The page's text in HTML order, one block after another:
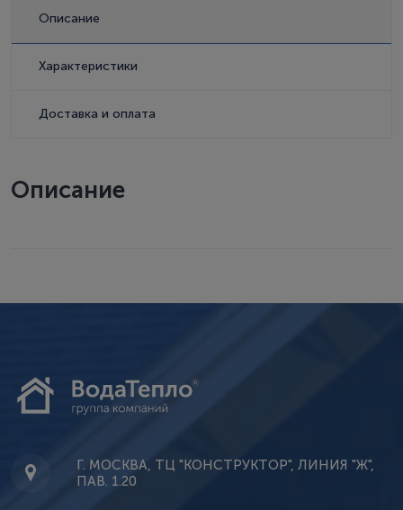
Описание
Характеристики
Доставка и оплата
Описание
Г. МОСКВА, ТЦ "КОНСТРУКТОР", ЛИНИЯ "Ж",
ПАВ. 1.20